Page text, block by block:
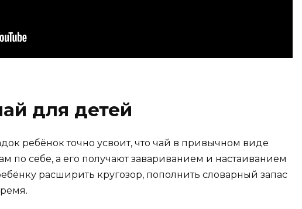
для детей
ребёнок точно усвоит, что чай в привычном виде
по себе, а его получают завариванием и настаиванием
расширить кругозор, пополнить словарный запас